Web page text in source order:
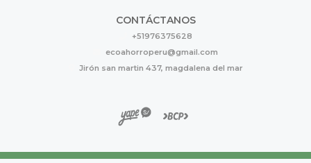
CONTÁCTANOS
+51976375628
ecoahorroperu@gmail.com
Jirón san martin 437, magdalena del mar